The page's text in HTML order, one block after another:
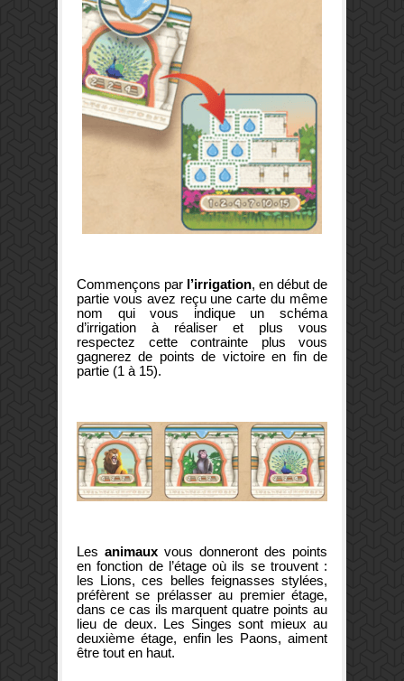
Commençons par l’irrigation, en début de
partie vous avez reçu une carte du même
nom qui vous indique un schéma
d’irrigation à réaliser et plus vous
respectez cette contrainte plus vous
gagnerez de points de victoire en fin de
partie (1 à 15).
Les animaux vous donneront des points
en fonction de l’étage où ils se trouvent :
les Lions, ces belles feignasses stylées,
préfèrent se prélasser au premier étage,
dans ce cas ils marquent quatre points au
lieu de deux. Les Singes sont mieux au
deuxième étage, enfin les Paons, aiment
être tout en haut.